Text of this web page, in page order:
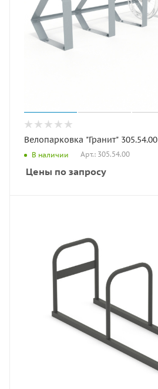
Велопарковка "Гранит" 305.54.00
В наличии Арт.: 305.54.00
Цены по запросу